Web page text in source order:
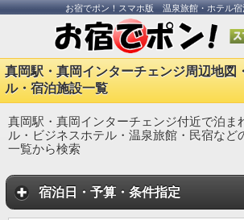
お宿でポン！スマホ版 温泉旅館・ホテル宿
真岡駅・真岡インターチェンジ周辺地図
ル・宿泊施設一覧
真岡駅・真岡インターチェンジ付近で泊ま
ル・ビジネスホテル・温泉旅館・民宿など
一覧から検索
宿泊日・予算・条件指定